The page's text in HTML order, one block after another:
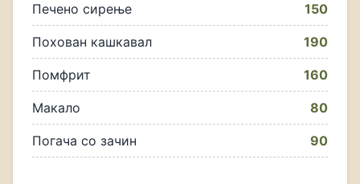
Печено сирење 150
Похован кашкавал 190
Помфрит 160
Макало 80
Погача со зачин 90